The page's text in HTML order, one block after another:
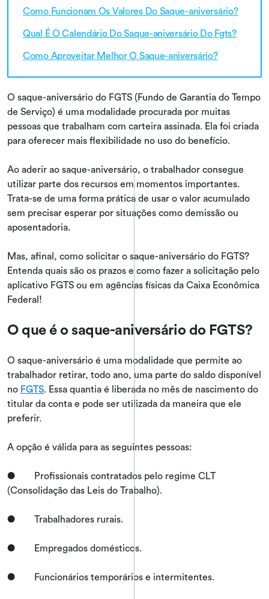
Como Funcionam Os Valores Do Saque-aniversário?
Qual É O Calendário Do Saque-aniversário Do Fgts?
Como Aproveitar Melhor O Saque-aniversário?
O saque-aniversário do FGTS (Fundo de Garantia do Tempo
de Serviço) é uma modalidade procurada por muitas
pessoas que trabalham com carteira assinada. Ela foi criada
para oferecer mais flexibilidade no uso do benefício.
Ao aderir ao saque-aniversário, o trabalhador consegue
utilizar parte dos recursos em momentos importantes.
Trata-se de uma forma prática de usar o valor acumulado
sem precisar esperar por situações como demissão ou
aposentadoria.
Mas, afinal, como solicitar o saque-aniversário do FGTS?
Entenda quais são os prazos e como fazer a solicitação pelo
aplicativo FGTS ou em agências físicas da Caixa Econômica
Federal!
O que é o saque-aniversário do FGTS?
O saque-aniversário é uma modalidade que permite ao
trabalhador retirar, todo ano, uma parte do saldo disponível
no FGTS. Essa quantia é liberada no mês de nascimento do
titular da conta e pode ser utilizada da maneira que ele
preferir.
A opção é válida para as seguintes pessoas:
● Profissionais contratados pelo regime CLT
(Consolidação das Leis do Trabalho).
● Trabalhadores rurais.
● Empregados domésticos.
● Funcionários temporários e intermitentes.